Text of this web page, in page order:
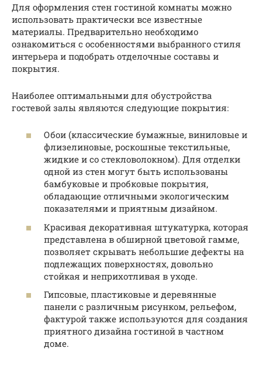
Для оформления стен гостиной комнаты можно
использовать практически все известные
материалы. Предварительно необходимо
ознакомиться с особенностями выбранного стиля
интерьера и подобрать отделочные составы и
покрытия.
Наиболее оптимальными для обустройства
гостевой залы являются следующие покрытия:
Обои (классические бумажные, виниловые и
флизелиновые, роскошные текстильные,
жидкие и со стекловолокном). Для отделки
одной из стен могут быть использованы
бамбуковые и пробковые покрытия,
обладающие отличными экологическим
показателями и приятным дизайном.
Красивая декоративная штукатурка, которая
представлена в обширной цветовой гамме,
позволяет скрывать небольшие дефекты на
подлежащих поверхностях, довольно
стойкая и неприхотливая в уходе.
Гипсовые, пластиковые и деревянные
панели с различным рисунком, рельефом,
фактурой также используются для создания
приятного дизайна гостиной в частном
доме.